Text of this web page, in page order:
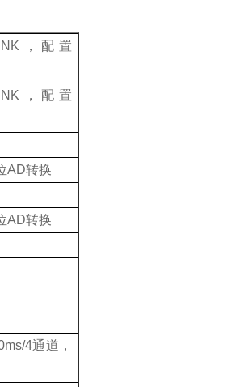
，配置
，配置
AD转换
AD转换
4通道，